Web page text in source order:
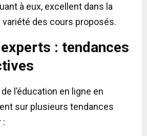
à eux, excellent dans la
des cours proposés.
experts : tendances
l’éducation en ligne en
sur plusieurs tendances
: